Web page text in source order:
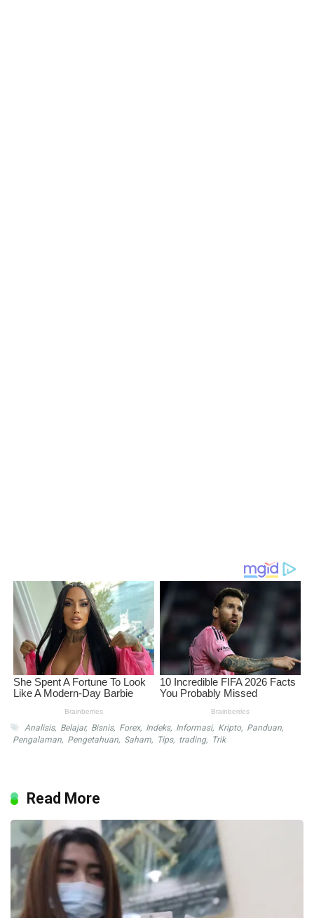
Analisis, Belajar, Bisnis, Forex, Indeks, Informasi, Kripto, Panduan,
Pengalaman, Pengetahuan, Saham, Tips, trading, Trik
Read More